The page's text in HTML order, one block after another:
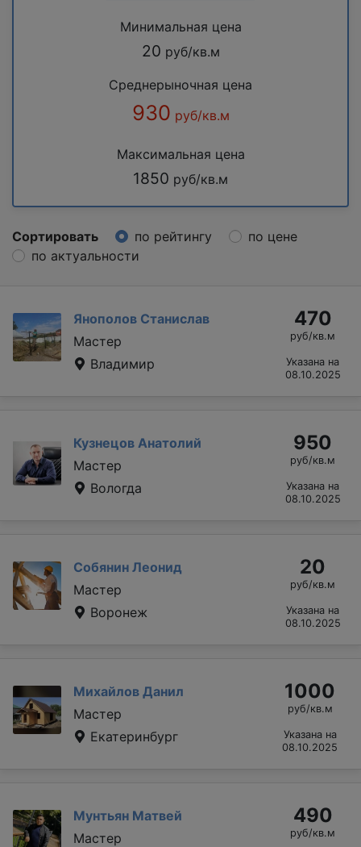
Минимальная цена
20 руб/кв.м
Среднерыночная цена
930 руб/кв.м
Максимальная цена
1850 руб/кв.м
Сортировать по рейтингу
по цене
по актуальности
Янополов Станислав
Мастер
Владимир
470
руб/кв.м
Указана на
08.10.2025
Кузнецов Анатолий
Мастер
Вологда
950
руб/кв.м
Указана на
08.10.2025
Собянин Леонид
Мастер
Воронеж
20
руб/кв.м
Указана на
08.10.2025
Михайлов Данил
Мастер
Екатеринбург
1000
руб/кв.м
Указана на
08.10.2025
Мунтьян Матвей
Мастер
490
руб/кв.м